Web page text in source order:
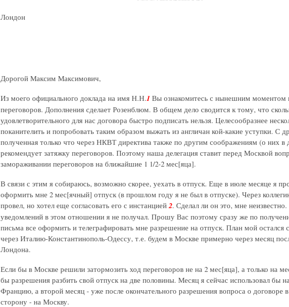
Лондон
Дорогой Максим Максимович,
Из моего официального доклада на имя Н.Н.1 Вы ознакомитесь с нынешним моментом
переговоров. Дополнения сделает Розенблюм. В общем дело сводится к тому, что
удовлетворительного для нас договора быстро подписать нельзя. Целесообразнее
поканителить и попробовать таким образом выжать из англичан кой-какие уступки. С
полученная только что через НКВТ директива также по другим соображениям (о них в
рекомендует затяжку переговоров. Поэтому наша делегация ставит перед Москвой
замораживании переговоров на ближайшие 1 1/2-2 мес[яца].
В связи с этим я собираюсь, возможно скорее, уехать в отпуск. Еще в июле месяце я
оформить мне 2 мес[ячный] отпуск (в прошлом году я не был в отпуске). Через
провел, но хотел еще согласовать его с инстанцией 2. Сделал ли он это, мне
уведомлений в этом отношении я не получал. Прошу Вас поэтому сразу же по
письма все оформить и телеграфировать мне разрешение на отпуск. План мой
через Италию-Константинополь-Одессу, т.е. будем в Москве примерно через месяц
Лондона.
Если бы в Москве решили затормозить ход переговоров не на 2 мес[яца], а только на
бы разрешения разбить свой отпуск на две половины. Месяц я сейчас использовал бы
Францию, а второй месяц - уже после окончательного разрешения вопроса о договоре
сторону - на Москву.